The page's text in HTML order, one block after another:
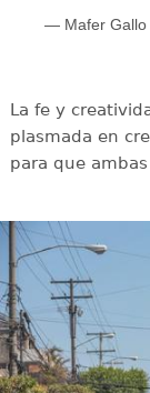
— Mafer Gallo
La fe y
plasmada en
para que